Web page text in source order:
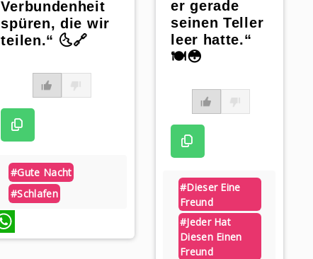
Verbundenheit
spüren, die wir
teilen.“ 🌜🔗
#gute Nacht
#schlafen
er gerade
seinen Teller
leer hatte.“
🍽️😳
#dieser Eine
Freund
#jeder Hat
Diesen Einen
Freund